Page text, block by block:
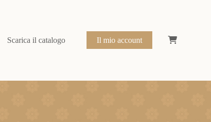
Scarica il catalogo Il mio account